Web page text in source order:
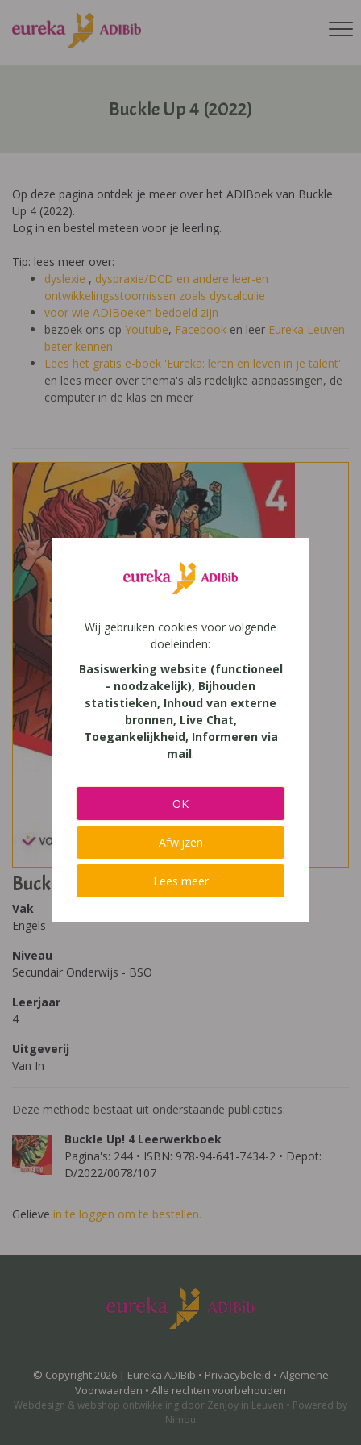
Buckle Up 4 (2022)
Op deze pagina ontdek je meer over het ADIBoek van Buckle
Up 4 (2022).
Log in en bestel meteen voor je leerling.
Tip: lees meer over:
dyslexie , dyspraxie/DCD en andere leer-en
ontwikkelingsstoornissen zoals dyscalculie
voor wie ADIBoeken bedoeld zijn
bezoek ons op Youtube, Facebook en leer Eureka Leuven
beter kennen.
Lees het gratis e-boek 'Eureka: leren en leven in je talent'
en lees meer over thema's als redelijke aanpassingen, de
computer in de klas en meer
Buckle Up 4 (2022)
Vak
Engels
Niveau
Secundair Onderwijs - BSO
Leerjaar
4
Uitgeverij
Van In
Deze methode bestaat uit onderstaande publicaties:
Buckle Up! 4 Leerwerkboek
Pagina's: 244 • ISBN: 978-94-641-7434-2 • Depot:
D/2022/0078/107
Gelieve in te loggen om te bestellen.
© Copyright 2026 | Eureka ADIBib • Privacybeleid • Algemene
Voorwaarden • Alle rechten voorbehouden
Webdesign & webshop ontwikkeling door Zenjoy in Leuven • Powered by
Nimbu
Wij gebruiken cookies voor volgende
doeleinden:
Basiswerking website (functioneel
- noodzakelijk), Bijhouden
statistieken, Inhoud van externe
bronnen, Live Chat,
Toegankelijkheid, Informeren via
mail.
OK
Afwijzen
Lees meer